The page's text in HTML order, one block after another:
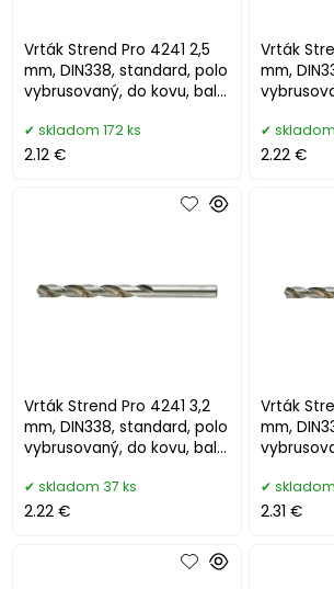
Vrták Strend Pro 4241 2,5
mm, DIN338, standard, polo
vybrusovaný, do kovu, bal.
skladom 172 ks
2.12 €
Vrták
mm,
skladom
2.22 €
Vrták Strend Pro 4241 3,2
mm, DIN338, standard, polo
vybrusovaný, do kovu, bal.
skladom 37 ks
2.22 €
Vrták
mm,
2.31 €